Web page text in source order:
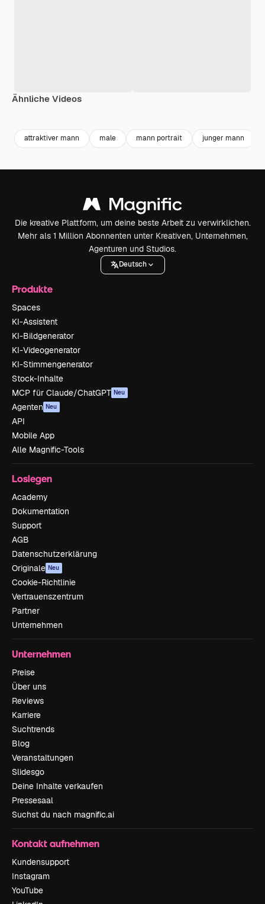
Ähnliche Videos
attraktiver mann male mann portrait junger mann
Die kreative Plattform, um deine beste Arbeit zu verwirklichen.
Mehr als 1 Million Abonnenten unter Kreativen, Unternehmen,
Agenturen und Studios.
Deutsch
Produkte
Spaces
KI-Assistent
KI-Bildgenerator
KI-Videogenerator
KI-Stimmengenerator
Stock-Inhalte
MCP für Claude/ChatGPT Neu
Agenten Neu
API
Mobile App
Alle Magnific-Tools
Loslegen
Academy
Dokumentation
Support
AGB
Datenschutzerklärung
Originale Neu
Cookie-Richtlinie
Vertrauenszentrum
Partner
Unternehmen
Unternehmen
Preise
Über uns
Reviews
Karriere
Suchtrends
Blog
Veranstaltungen
Slidesgo
Deine Inhalte verkaufen
Pressesaal
Suchst du nach magnific.ai
Kontakt aufnehmen
Kundensupport
Instagram
YouTube